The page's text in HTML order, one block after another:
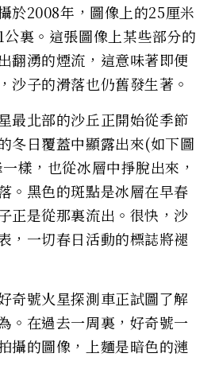
於2008年，圖像上的25厘米
裏。這張圖像上某些部分的
翻湧的煙流，這意味著即便
沙子的滑落也仍舊發生著。
最北部的沙丘正開始從季節
冬日覆蓋中顯露出來(如下圖
樣，也從冰層中掙脫出來，
。黑色的斑點是冰層在早春
正是從那裏流出。很快，沙
，一切春日活動的標誌將褪
奇號火星探測車正試圖了解
。在過去一周裏，好奇號一
攝的圖像，上麵是暗色的漣